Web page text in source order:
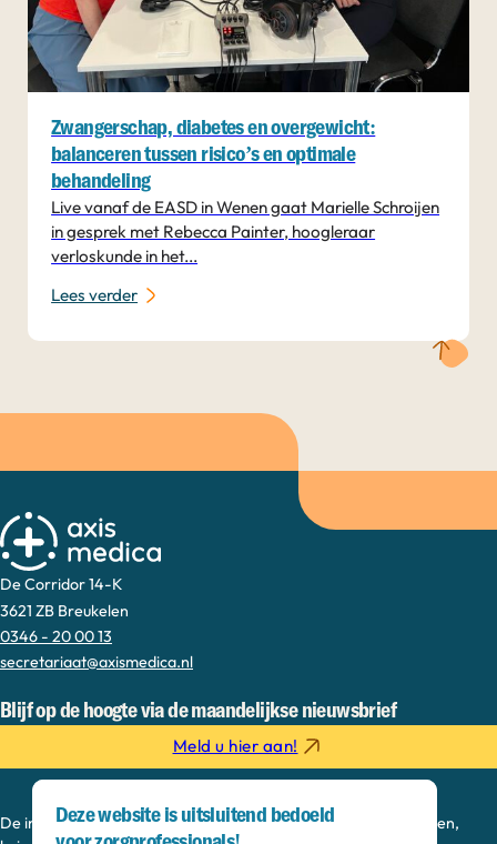
Zwangerschap, diabetes en overgewicht:
balanceren tussen risico’s en optimale
behandeling
Live vanaf de EASD in Wenen gaat Marielle Schroijen
in gesprek met Rebecca Painter, hoogleraar
verloskunde in het...
Lees verder
De Corridor 14-K
3621 ZB Breukelen
0346 - 20 00 13
secretariaat@axismedica.nl
Blijf op de hoogte via de maandelijkse nieuwsbrief
Meld u hier aan!
De informatie op deze sectie is bedoeld voor medisch specialisten,
Deze website is uitsluitend bedoeld